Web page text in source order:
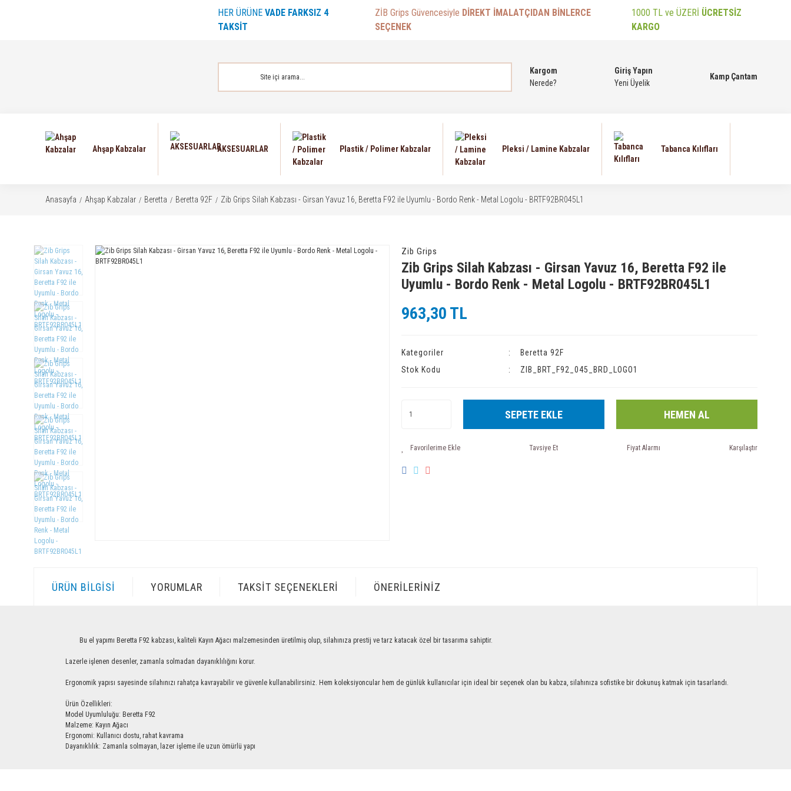
HER ÜRÜNE VADE FARKSIZ 4
TAKSİT
ZİB Grips Güvencesiyle DİREKT İMALATÇIDAN BİNLERCE
SEÇENEK
1000 TL ve ÜZERİ ÜCRETSİZ
KARGO
Kargom
Nerede?
Giriş Yapın
Yeni Üyelik
Kamp Çantam
Ahşap Kabzalar AKSESUARLAR Plastik / Polimer Kabzalar Pleksi / Lamine Kabzalar Tabanca Kılıfları
Anasayfa Ahşap Kabzalar Beretta Beretta 92F Zib Grips Silah Kabzası - Girsan Yavuz 16, Beretta F92 ile Uyumlu - Bordo Renk - Metal Logolu - BRTF92BR045L1
Zib Grips
Zib Grips Silah Kabzası - Girsan Yavuz 16, Beretta F92 ile
Uyumlu - Bordo Renk - Metal Logolu - BRTF92BR045L1
963,30 TL
Kategoriler
Beretta 92F
Stok Kodu
ZIB_BRT_F92_045_BRD_LOGO1
SEPETE EKLE HEMEN AL
Tavsiye Et Fiyat Alarmı Karşılaştır
ÜRÜN BILGISI YORUMLAR TAKSIT SEÇENEKLERI ÖNERILERINIZ
Bu el yapımı Beretta F92 kabzası, kaliteli Kayın Ağacı malzemesinden üretilmiş olup, silahınıza prestij ve tarz katacak özel bir tasarıma sahiptir.
Lazerle işlenen desenler, zamanla solmadan dayanıklılığını korur.
Ergonomik yapısı sayesinde silahınızı rahatça kavrayabilir ve güvenle kullanabilirsiniz. Hem koleksiyoncular hem de günlük kullanıcılar için ideal bir seçenek olan bu kabza, silahınıza sofistike bir dokunuş katmak için tasarlandı.
Ürün Özellikleri:
Model Uyumluluğu: Beretta F92
Malzeme: Kayın Ağacı
Ergonomi: Kullanıcı dostu, rahat kavrama
Dayanıklılık: Zamanla solmayan, lazer işleme ile uzun ömürlü yapı